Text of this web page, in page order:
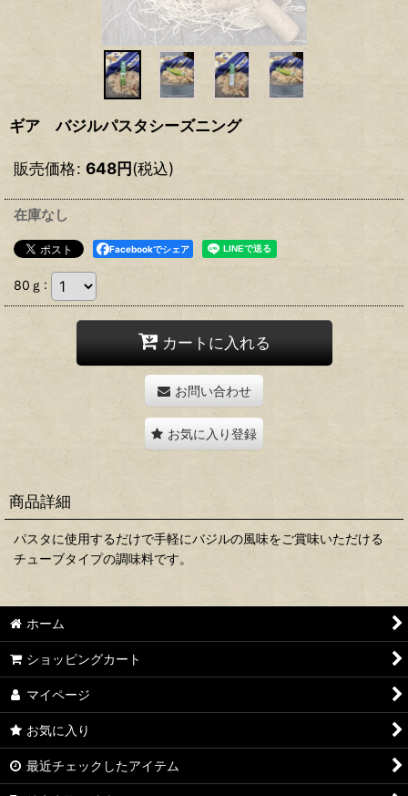
ギア バジルパスタシーズニング
販売価格: 648円(税込)
在庫なし
Facebookでシェア
80ｇ :
カートに入れる
お問い合わせ
お気に入り登録
商品詳細
パスタに使用するだけで手軽にバジルの風味をご賞味いただける
チューブタイプの調味料です。
ホーム
ショッピングカート
マイページ
お気に入り
最近チェックしたアイテム